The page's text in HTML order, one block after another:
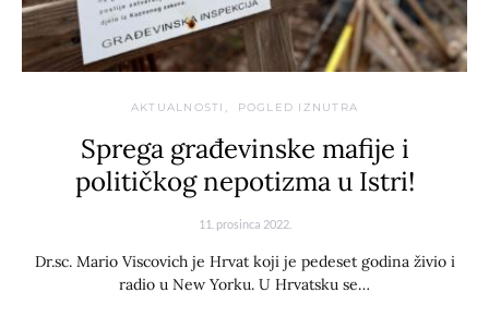
AKTUALNOSTI POGLED IZNUTRA
Sprega građevinske mafije i
političkog nepotizma u Istri!
11. prosinca 2022.
Dr.sc. Mario Viscovich je Hrvat koji je pedeset godina živio i
radio u New Yorku. U Hrvatsku se…